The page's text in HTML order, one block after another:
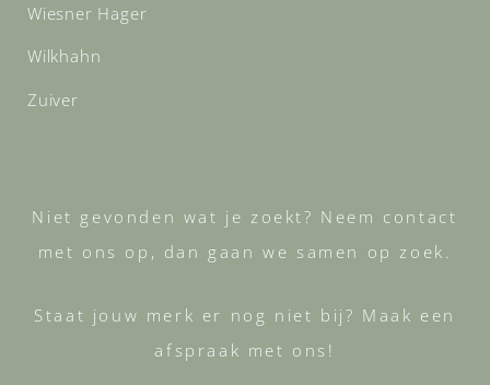
Wiesner Hager
Wilkhahn
Zuiver
Niet gevonden wat je zoekt? Neem contact
met ons op, dan gaan we samen op zoek.
Staat jouw merk er nog niet bij? Maak een
afspraak met ons!